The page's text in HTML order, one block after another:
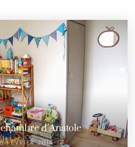
d’Anatole
FÉVRIER 2014